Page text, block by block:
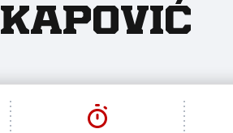
Kapović